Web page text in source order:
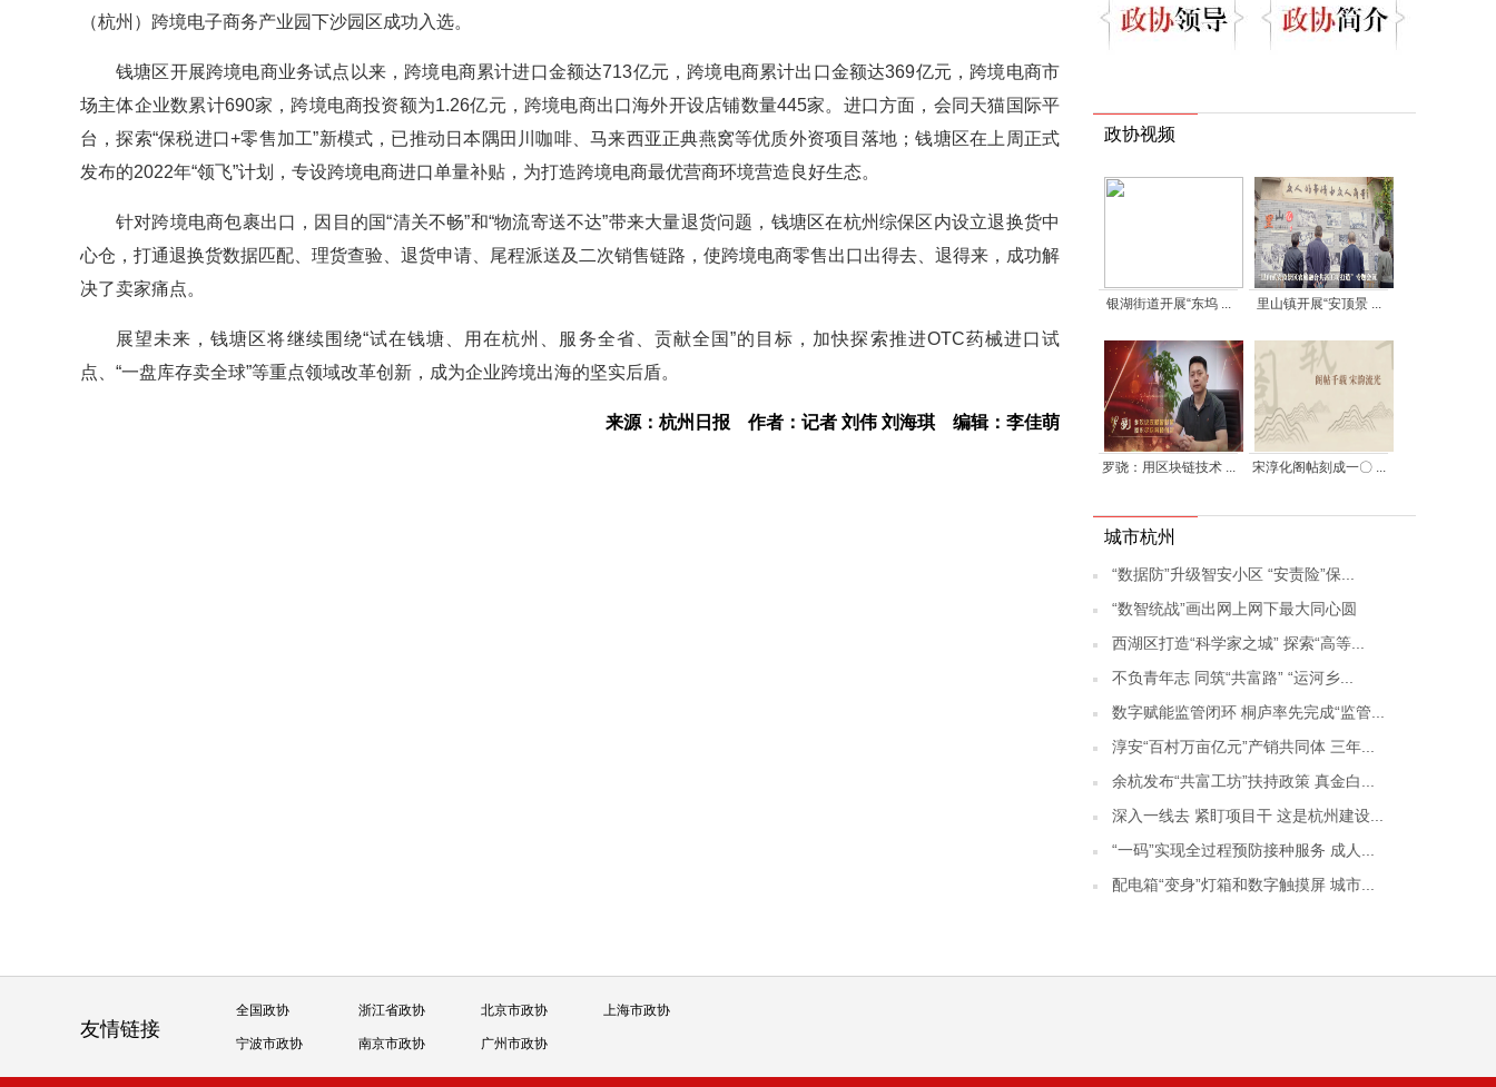
（杭州）跨境电子商务产业园下沙园区成功入选。
钱塘区开展跨境电商业务试点以来，跨境电商累计进口金额达713亿元，跨境电商累计出口金额达369亿元，跨境电商市
场主体企业数累计690家，跨境电商投资额为1.26亿元，跨境电商出口海外开设店铺数量445家。进口方面，会同天猫国际平
台，探索“保税进口+零售加工”新模式，已推动日本隅田川咖啡、马来西亚正典燕窝等优质外资项目落地；钱塘区在上周正式
发布的2022年“领飞”计划，专设跨境电商进口单量补贴，为打造跨境电商最优营商环境营造良好生态。
针对跨境电商包裹出口，因目的国“清关不畅”和“物流寄送不达”带来大量退货问题，钱塘区在杭州综保区内设立退换货中
心仓，打通退换货数据匹配、理货查验、退货申请、尾程派送及二次销售链路，使跨境电商零售出口出得去、退得来，成功解
决了卖家痛点。
展望未来，钱塘区将继续围绕“试在钱塘、用在杭州、服务全省、贡献全国”的目标，加快探索推进OTC药械进口试
点、“一盘库存卖全球”等重点领域改革创新，成为企业跨境出海的坚实后盾。
来源：杭州日报 作者：记者 刘伟 刘海琪 编辑：李佳萌
政协视频
银湖街道开展“东坞 ... 里山镇开展“安顶景 ...
罗骁：用区块链技术 ... 宋淳化阁帖刻成一〇 ...
城市杭州
“数据防”升级智安小区 “安责险”保...
“数智统战”画出网上网下最大同心圆
西湖区打造“科学家之城” 探索“高等...
不负青年志 同筑“共富路” “运河乡...
数字赋能监管闭环 桐庐率先完成“监管...
淳安“百村万亩亿元”产销共同体 三年...
余杭发布“共富工坊”扶持政策 真金白...
深入一线去 紧盯项目干 这是杭州建设...
“一码”实现全过程预防接种服务 成人...
配电箱“变身”灯箱和数字触摸屏 城市...
友情链接
全国政协 浙江省政协 北京市政协 上海市政协
宁波市政协 南京市政协 广州市政协